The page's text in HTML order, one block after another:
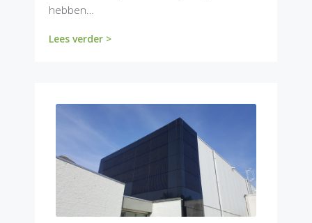
hebben…
Lees verder >